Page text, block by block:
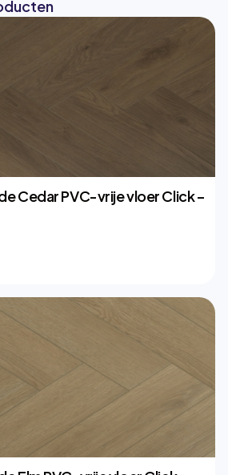
Cedar PVC-vrije vloer Click –